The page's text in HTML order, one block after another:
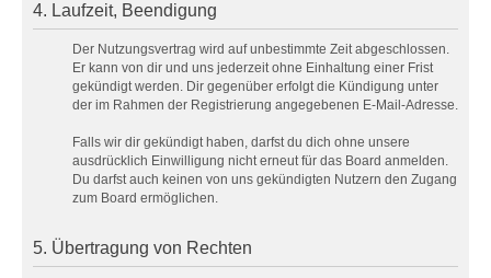
4. Laufzeit, Beendigung
Der Nutzungsvertrag wird auf unbestimmte Zeit abgeschlossen.
Er kann von dir und uns jederzeit ohne Einhaltung einer Frist
gekündigt werden. Dir gegenüber erfolgt die Kündigung unter
der im Rahmen der Registrierung angegebenen E-Mail-Adresse.
Falls wir dir gekündigt haben, darfst du dich ohne unsere
ausdrücklich Einwilligung nicht erneut für das Board anmelden.
Du darfst auch keinen von uns gekündigten Nutzern den Zugang
zum Board ermöglichen.
5. Übertragung von Rechten